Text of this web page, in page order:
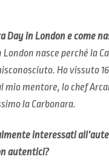
Day in London e come
London nasce perché la
Ho vissuto
mio mentore, lo chef
la Carbonara.
interessati
autentici?